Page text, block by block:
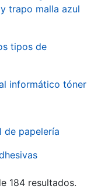
trapo malla azul
tipos de
informático tóner
de papelería
184 resultados.